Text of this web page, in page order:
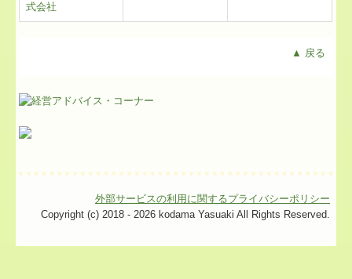
式会社
▲ 戻る
外部サービスの利用に関するプライバシーポリシー
Copyright (c) 2018 - 2026 kodama Yasuaki All Rights Reserved.